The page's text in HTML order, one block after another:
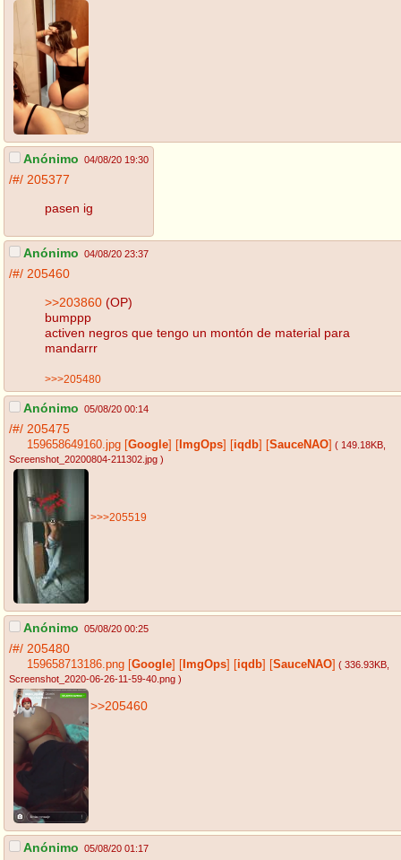
Anónimo 04/08/20 19:30
/#/ 205377
pasen ig
Anónimo 04/08/20 23:37
/#/ 205460
>>203860 (OP)
bumppp
activen negros que tengo un montón de material para
mandarrr
>>>205480
Anónimo 05/08/20 00:14
/#/ 205475
159658649160.jpg [Google] [ ImgOps] [iqdb] [SauceNAO] ( 149.18KB
Screenshot_20200804-211302.jpg )
>>>205519
Anónimo 05/08/20 00:25
/#/ 205480
159658713186.png [Google] [ ImgOps] [iqdb] [SauceNAO] ( 336.93KB
Screenshot_2020-06-26-11-59-40.png )
>>205460
Anónimo 05/08/20 01:17